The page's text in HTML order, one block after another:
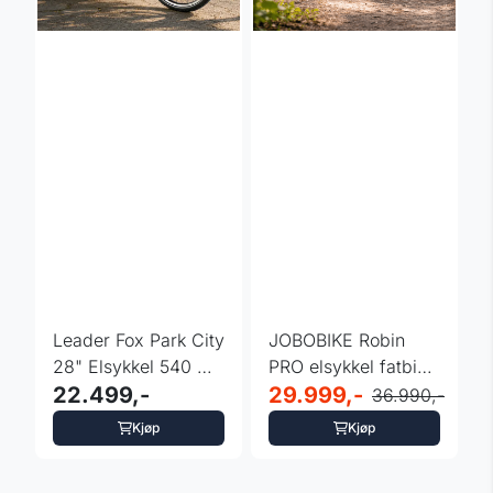
Leader Fox Park City
28" Elsykkel 540 Wh
- Hvit
22.499,-
Kjøp
JOBOBIKE Robin
PRO elsykkel fatbike
250W - 180km
29.999,- 36.990,-
Kjøp